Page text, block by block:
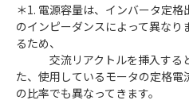
＊1. 電源容量は、インバータ定
のインピーダンスによって異な
るため、
交流リアクトルを挿入すると
た、使用しているモータの定格
の比率でも異なってきます。